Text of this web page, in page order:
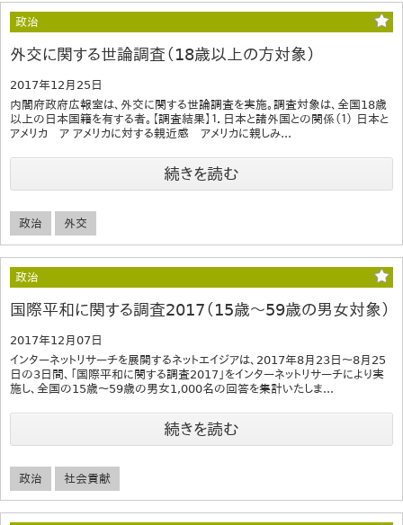
政治
外交に関する世論調査（18歳以上の方対象）
2017年12月25日
内閣府政府広報室は、外交に関する世論調査を実施。調査対象は、全国18歳
以上の日本国籍を有する者。【調査結果】１．日本と諸外国との関係（１） 日本と
アメリカ ア アメリカに対する親近感 アメリカに親しみ...
続きを読む
政治 外交
政治
国際平和に関する調査2017（15歳～59歳の男女対象）
2017年12月07日
インターネットリサーチを展開するネットエイジアは、2017年8月23日～8月25
日の3日間、「国際平和に関する調査2017」をインターネットリサーチにより実
施し、全国の15歳～59歳の男女1,000名の回答を集計いたしま...
続きを読む
政治 社会貢献